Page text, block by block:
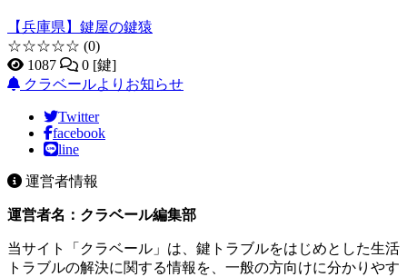
【兵庫県】鍵屋の鍵猿
☆☆☆☆☆ (0)
1087
0 [鍵]
クラベールよりお知らせ
Twitter
facebook
line
運営者情報
運営者名：クラベール編集部
当サイト「クラベール」は、鍵トラブルをはじめとした生活
トラブルの解決に関する情報を、一般の方向けに分かりやす